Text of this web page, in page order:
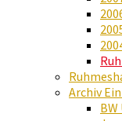
Archiv
BW